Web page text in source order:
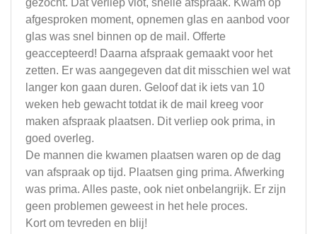
gezocht. Dat verliep vlot, snelle afspraak. Kwam op
afgesproken moment, opnemen glas en aanbod voor
glas was snel binnen op de mail. Offerte
geaccepteerd! Daarna afspraak gemaakt voor het
zetten. Er was aangegeven dat dit misschien wel wat
langer kon gaan duren. Geloof dat ik iets van 10
weken heb gewacht totdat ik de mail kreeg voor
maken afspraak plaatsen. Dit verliep ook prima, in
goed overleg.
De mannen die kwamen plaatsen waren op de dag
van afspraak op tijd. Plaatsen ging prima. Afwerking
was prima. Alles paste, ook niet onbelangrijk. Er zijn
geen problemen geweest in het hele proces.
Kort om tevreden en blij!